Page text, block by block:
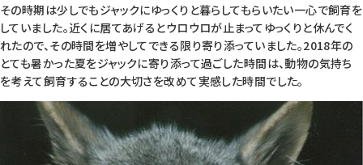
その時期は少しでもジャックにゆっくりと暮らしてもらいたい一心で飼育を
していました。近くに居てあげるとウロウロが止まってゆっくりと休んでく
れたので、その時間を増やしてできる限り寄り添っていました。2018年の
とても暑かった夏をジャックに寄り添って過ごした時間は、動物の気持ち
を考えて飼育することの大切さを改めて実感した時間でした。